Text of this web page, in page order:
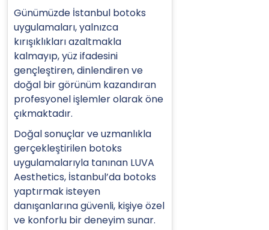
Günümüzde İstanbul botoks
uygulamaları, yalnızca
kırışıklıkları azaltmakla
kalmayıp, yüz ifadesini
gençleştiren, dinlendiren ve
doğal bir görünüm kazandıran
profesyonel işlemler olarak öne
çıkmaktadır.
Doğal sonuçlar ve uzmanlıkla
gerçekleştirilen botoks
uygulamalarıyla tanınan LUVA
Aesthetics, İstanbul’da botoks
yaptırmak isteyen
danışanlarına güvenli, kişiye özel
ve konforlu bir deneyim sunar.